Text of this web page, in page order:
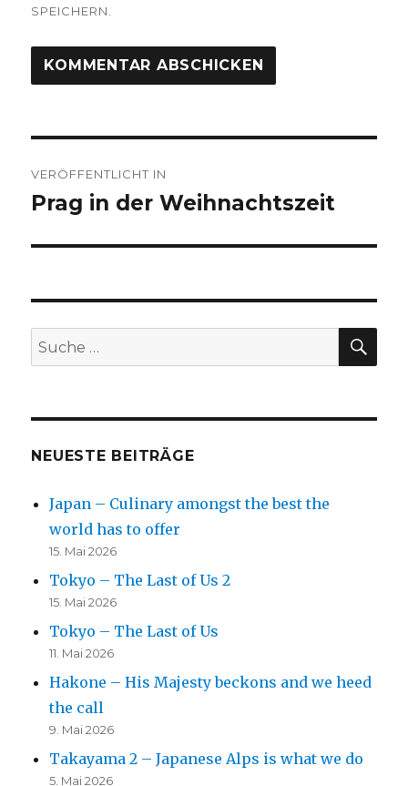
SPEICHERN.
VERÖFFENTLICHT IN
Prag in der Weihnachtszeit
Suche
nach:
NEUESTE BEITRÄGE
Japan – Culinary amongst the best the
world has to offer
15. Mai 2026
Tokyo – The Last of Us 2
15. Mai 2026
Tokyo – The Last of Us
11. Mai 2026
Hakone – His Majesty beckons and we heed
the call
9. Mai 2026
Takayama 2 – Japanese Alps is what we do
5. Mai 2026